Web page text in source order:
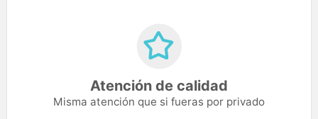
Atención de calidad
Misma atención que si fueras por privado